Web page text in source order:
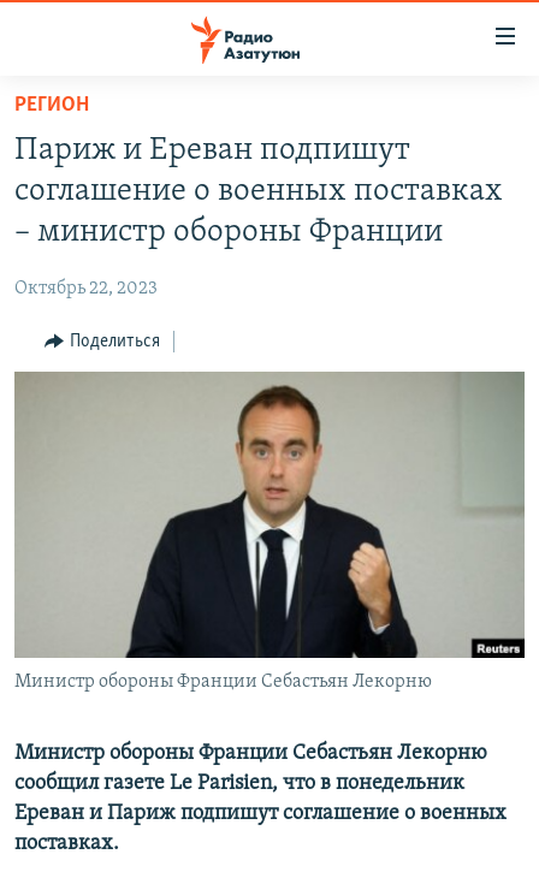
Перейти
основному
содержанию
основной
навигации
Перейти
НОВОСТИ
ЭКОНОМИКА
РЕГИОН
Русский
Все сайты Радио Азатутюн
РЕГИОН
Париж и Ереван подпишут
соглашение о военных поставках
– министр обороны Франции
Октябрь 22, 2023
Поделиться
Министр обороны Франции Себастьян Лекорню
Министр обороны Франции Себастьян Лекорню
сообщил газете Le Parisien, что в понедельник
Ереван и Париж подпишут соглашение о военных
поставках.